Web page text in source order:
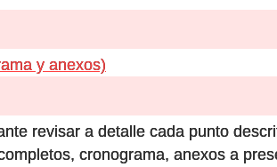
y anexos)
revisar a detalle cada punto
cronograma, anexos a